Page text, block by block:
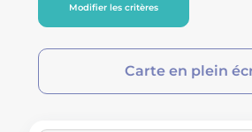
Modifier les critères
Carte en plein